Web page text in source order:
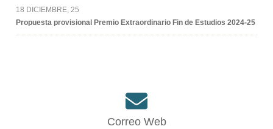
18 DICIEMBRE, 25
Propuesta provisional Premio Extraordinario Fin de Estudios 2024-25
Correo Web